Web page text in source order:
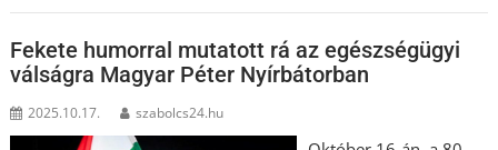
Fekete humorral mutatott rá az egészségügyi
válságra Magyar Péter Nyírbátorban
2025.10.17. szabolcs24.hu